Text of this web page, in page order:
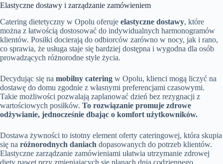
Elastyczne dostawy i zarządzanie zamówieniem
Catering dietetyczny w Opolu oferuje elastyczne dostawy, które
można z łatwością dostosować do indywidualnych harmonogramów
klientów. Posiłki docierają do odbiorców zarówno w nocy, jak i rano,
co sprawia, że usługa staje się bardziej dostępna i wygodna dla osób
prowadzących różnorodne style życia.
Decydując się na mobilny catering w Opolu, klienci mogą liczyć na
dostawę do domu zgodnie z własnymi preferencjami czasowymi.
Takie możliwości pozwalają zaplanować dzień bez rezygnacji z
wartościowych posiłków. To rozwiązanie promuje zdrowe
odżywianie, jednocześnie dbając o komfort użytkowników.
Dostawa żywności to istotny element oferty cateringowej, która skupia
się na różnorodnych daniach dopasowanych do potrzeb klientów.
Elastyczne zarządzanie zamówieniami ułatwia utrzymanie zdrowej
diety nawet przy zmieniających się planach dnia codziennego.